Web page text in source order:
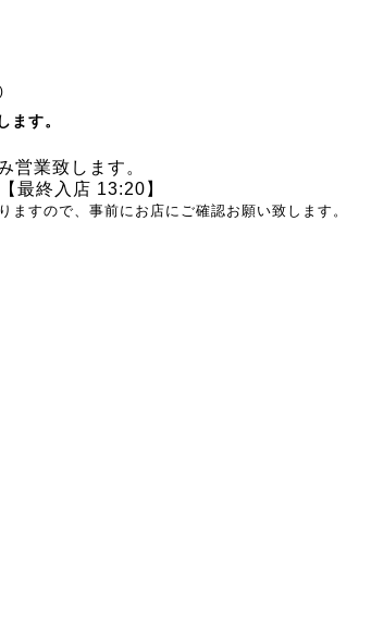
ます。
営業致します。
最終入店 13:20】
すので、事前にお店にご確認お願い致します。